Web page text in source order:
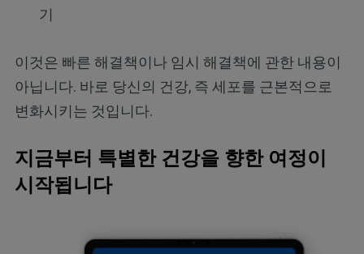
기
이것은 빠른 해결책이나 임시 해결책에 관한 내용이
아닙니다. 바로 당신의 건강, 즉 세포를 근본적으로
변화시키는 것입니다.
지금부터 특별한 건강을 향한 여정이
시작됩니다